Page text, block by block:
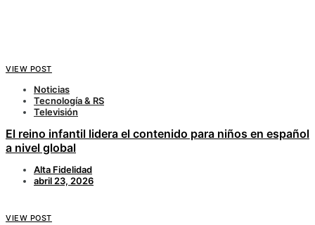
VIEW POST
Noticias
Tecnología & RS
Televisión
El reino infantil lidera el contenido para niños en español
a nivel global
Alta Fidelidad
abril 23, 2026
VIEW POST